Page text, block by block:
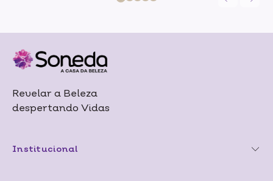
Revelar a Beleza
despertando Vidas
Institucional